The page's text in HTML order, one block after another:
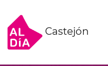
Castejón